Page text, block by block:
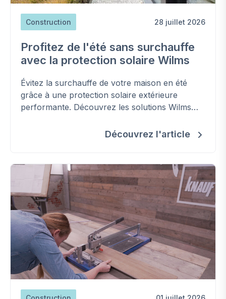
Construction 28 juillet 2026
Profitez de l'été sans surchauffe
avec la protection solaire Wilms
Évitez la surchauffe de votre maison en été
grâce à une protection solaire extérieure
performante. Découvrez les solutions Wilms
besoins en climatisation et préserver la
Découvrez l'article